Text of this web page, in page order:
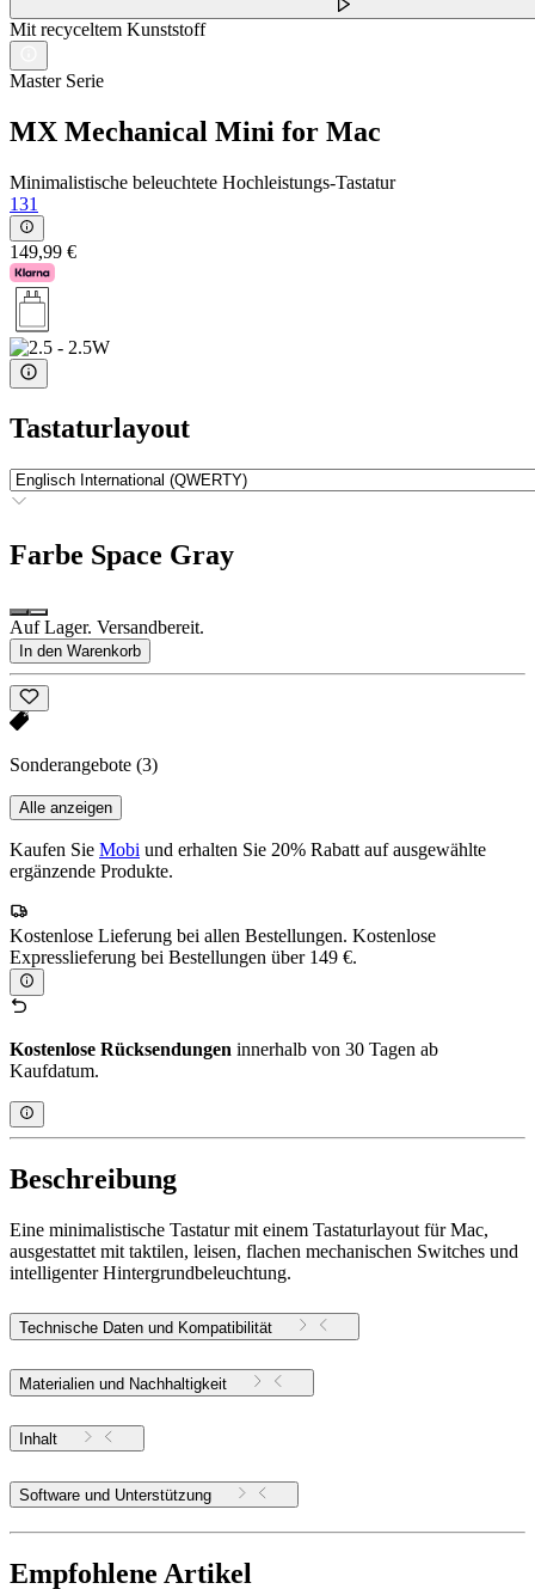
Mit recyceltem Kunststoff
Master Serie
MX Mechanical Mini for Mac
Minimalistische beleuchtete Hochleistungs-Tastatur
131
149,99 €
Tastaturlayout
Farbe Space Gray
Auf Lager. Versandbereit.
In den Warenkorb
Sonderangebote (3)
Alle anzeigen
Kaufen Sie Mobi und erhalten Sie 20% Rabatt auf ausgewählte
ergänzende Produkte.
Kostenlose Lieferung bei allen Bestellungen. Kostenlose
Expresslieferung bei Bestellungen über 149 €.
Kostenlose Rücksendungen innerhalb von 30 Tagen ab
Kaufdatum.
Beschreibung
Eine minimalistische Tastatur mit einem Tastaturlayout für Mac,
ausgestattet mit taktilen, leisen, flachen mechanischen Switches und
intelligenter Hintergrundbeleuchtung.
Technische Daten und Kompatibilität
Materialien und Nachhaltigkeit
Inhalt
Software und Unterstützung
Empfohlene Artikel